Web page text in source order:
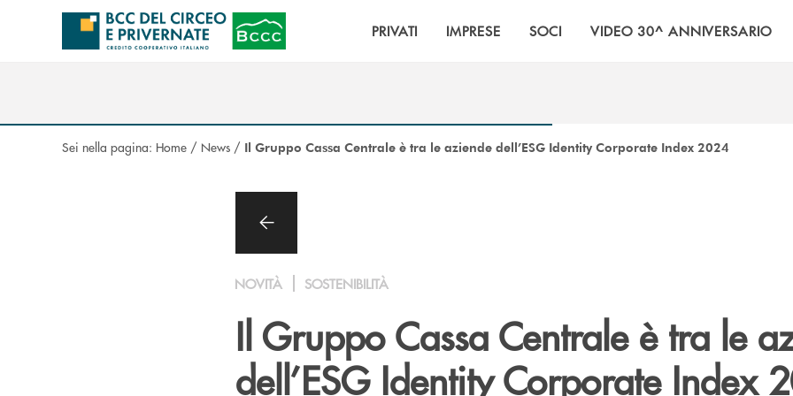
Salta al contenuto principale
PRIVATI IMPRESE SOCI VIDEO 30^ ANNIVERSARIO
Sei nella pagina: Home / News / Il Gruppo Cassa Centrale è tra le aziende dell’ESG Identity Corporate Index 2024
NOVITÀ SOSTENIBILITÀ
Il Gruppo Cassa Centrale è tra le
dell’ESG Identity Corporate Index